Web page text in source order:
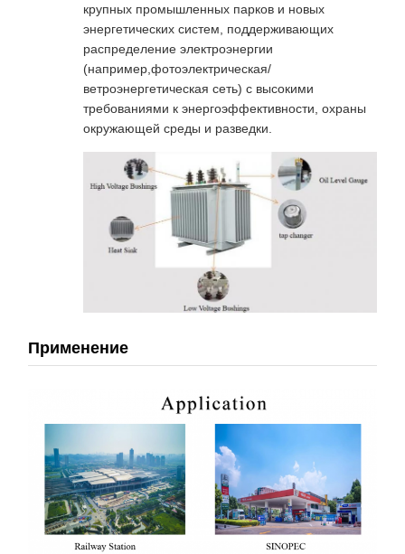
крупных промышленных парков и новых
энергетических систем, поддерживающих
распределение электроэнергии
(например,фотоэлектрическая/
ветроэнергетическая сеть) с высокими
требованиями к энергоэффективности, охраны
окружающей среды и разведки.
Применение